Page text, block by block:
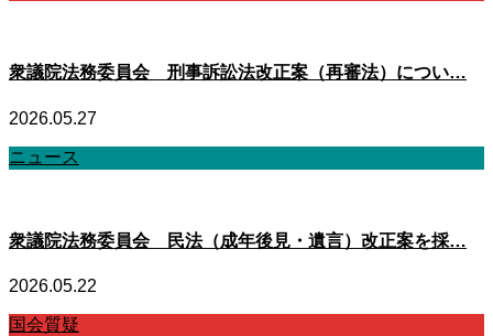
衆議院法務委員会 刑事訴訟法改正案（再審法）につい…
2026.05.27
ニュース
衆議院法務委員会 民法（成年後見・遺言）改正案を採…
2026.05.22
国会質疑